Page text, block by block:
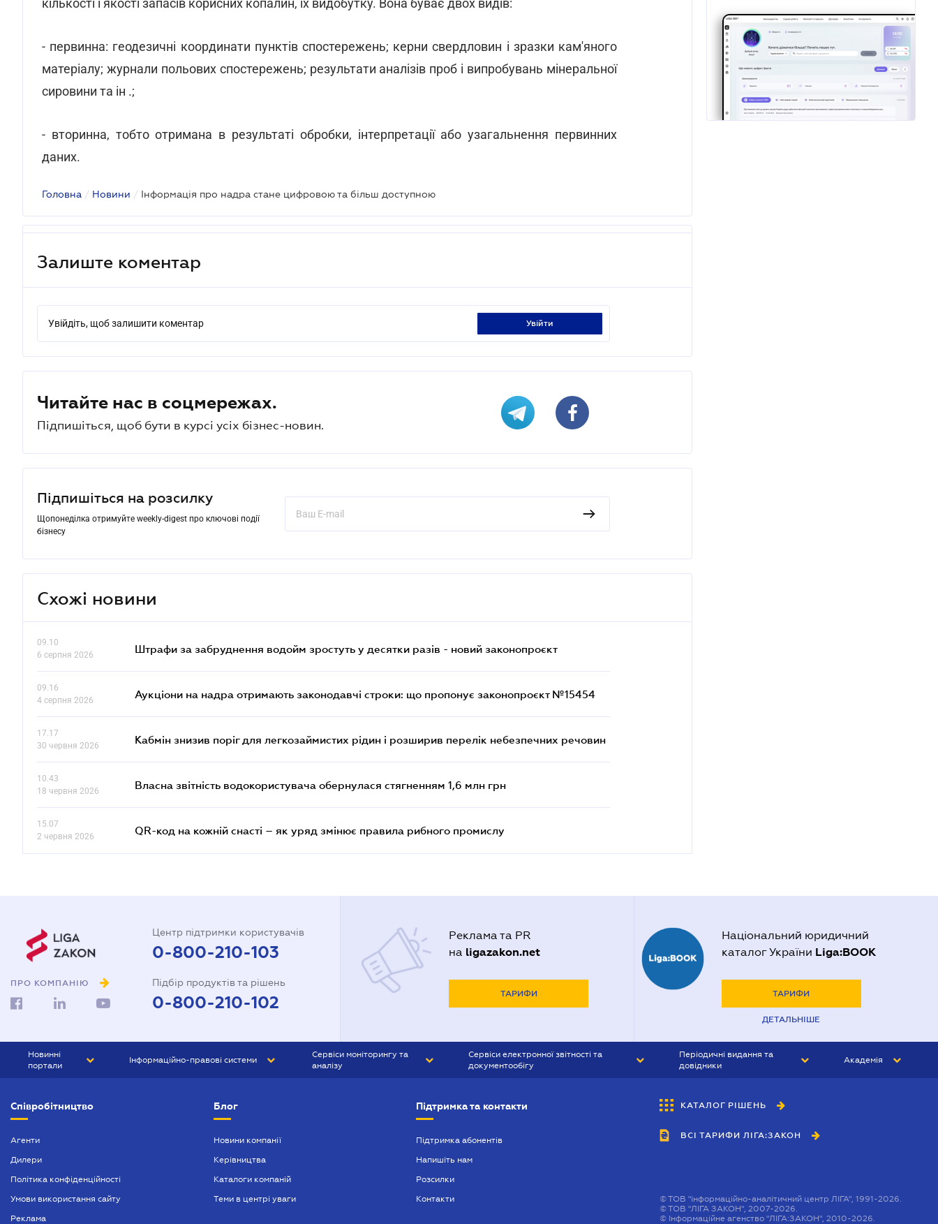
кількості і якості запасів корисних копалин, їх видобутку. Вона буває двох видів:
- первинна: геодезичні координати пунктів спостережень; керни свердловин і зразки кам'яного
матеріалу; журнали польових спостережень; результати аналізів проб і випробувань мінеральної
сировини та ін .;
- вторинна, тобто отримана в результаті обробки, інтерпретації або узагальнення первинних
даних.
Головна / Новини / Інформація про надра стане цифровою та більш доступною
Залиште коментар
Увійдіть, щоб залишити коментар увійти
Читайте нас в соцмережах.
Підпишіться, щоб бути в курсі усіх бізнес-новин.
Підпишіться на розсилку
Щопонеділка отримуйте weekly-digest про ключові події
бізнесу
Схожі новини
09.10
6 серпня 2026
Штрафи за забруднення водойм зростуть у десятки разів - новий законопроєкт
09.16
4 серпня 2026
Аукціони на надра отримають законодавчі строки: що пропонує законопроєкт №15454
17.17
30 червня 2026
Кабмін знизив поріг для легкозаймистих рідин і розширив перелік небезпечних речовин
10.43
18 червня 2026
Власна звітність водокористувача обернулася стягненням 1,6 млн грн
15.07
2 червня 2026
QR-код на кожній снасті – як уряд змінює правила рибного промислу
ПРО КОМПАНІЮ
Центр підтримки користувачів
0-800-210-103
Підбір продуктів та рішень
0-800-210-102
Реклама та PR
на ligazakon.net
ТАРИФИ
Національний юридичний
каталог України Liga:BOOK
ТАРИФИ
ДЕТАЛЬНІШЕ
Новинні
портали
БІЗНЕС
Інформаційно-правові системи
БУХГАЛТЕР ПРОФ
Сервіси моніторингу та
аналізу
Сервіси електронної звітності та
документообігу
Періодичні видання та
довідники
БУХГАЛТЕР&ЗАКОН
ВІСНИК МСФЗ
Академія
Співробітництво
Агенти
Дилери
Політика конфіденційності
Умови використання сайту
Реклама
Блог
Новини компанії
Керівництва
Каталоги компаній
Теми в центрі уваги
Підтримка та контакти
Підтримка абонентів
Напишіть нам
Розсилки
Контакти
КАТАЛОГ РІШЕНЬ
ВСІ ТАРИФИ ЛІГА:ЗАКОН
©ТОВ "інформаційно-аналітичний центр ЛІГА", 1991-2026.
©ТОВ "ЛІГА ЗАКОН", 2007-2026.
© Інформаційне агенство "ЛІГА:ЗАКОН", 2010-2026.